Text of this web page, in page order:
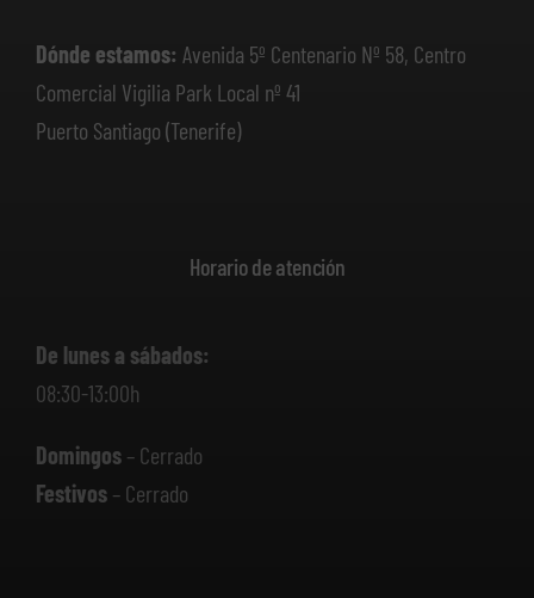
Dónde estamos: Avenida 5º Centenario Nº 58, Centro
Comercial Vigilia Park Local nº 41
Puerto Santiago (Tenerife)
Horario de atención
De lunes a sábados:
08:30-13:00h
Domingos– Cerrado
Festivos– Cerrado